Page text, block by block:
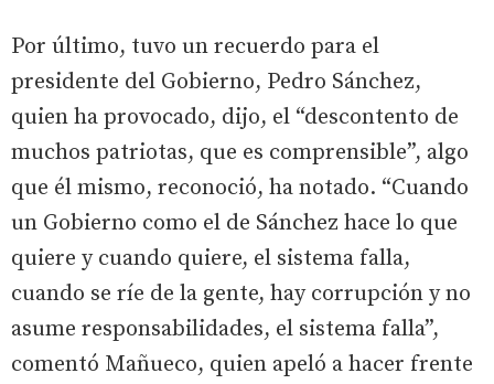
Por último, tuvo un recuerdo para el
presidente del Gobierno, Pedro Sánchez,
quien ha provocado, dijo, el “descontento de
muchos patriotas, que es comprensible”, algo
que él mismo, reconoció, ha notado. “Cuando
un Gobierno como el de Sánchez hace lo que
quiere y cuando quiere, el sistema falla,
cuando se ríe de la gente, hay corrupción y no
asume responsabilidades, el sistema falla”,
comentó Mañueco, quien apeló a hacer frente